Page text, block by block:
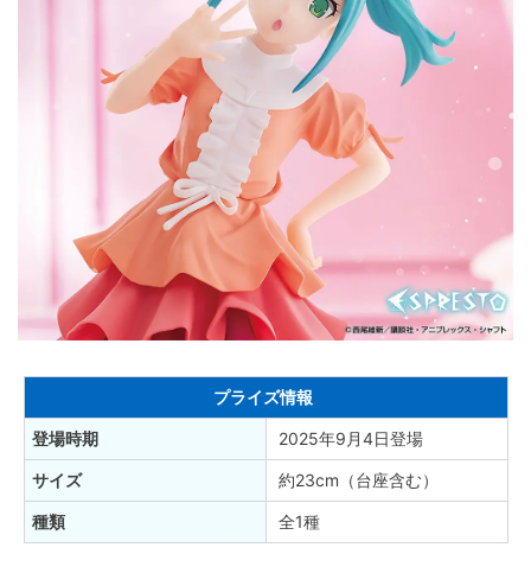
プライズ情報
登場時期 2025年9月4日登場
サイズ 約23cm（台座含む）
種類 全1種